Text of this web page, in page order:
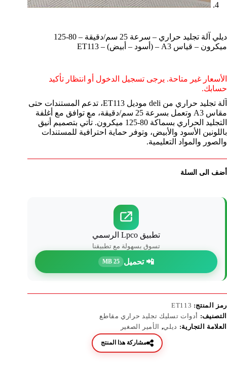
ديلي آلة تجليد حراري – سرعة 25 سم/دقيقة – 80-125
ميكرون – قياس A3 – (أسود – أبيض) – ET113
الأسعار غير متاحة. يرجى تسجيل الدخول أو انتظار تأكيد
حسابك.
آلة تجليد حراري من deli موديل ET113، تدعم المستندات حتى
مقاس A3 وتعمل بسرعة 25 سم/دقيقة، مع توافق مع أغلفة
التجليد الحراري بسماكة 80-125 ميكرون. تأتي بتصميم أنيق
باللونين الأسود والأبيض، وتوفر حماية احترافية للمستندات
والصور والمواد التعليمية.
أضف الى السلة
تطبيق Lpco الرسمي
تسوق بسهولة مع تطبيقنا
📲 تحميل 25 MB
رمز المنتج: ET113
التصنيف: أدوات تسليك تجليد حراري مقاطع
العلامة التجارية: ديلي, الأمير الصغير
مشاركة هذا المنتج